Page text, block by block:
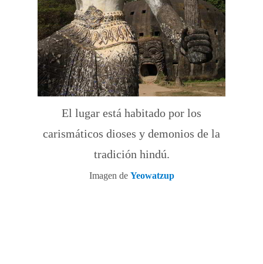
El lugar está habitado por los
carismáticos dioses y demonios de la
tradición hindú.
Imagen de Yeowatzup